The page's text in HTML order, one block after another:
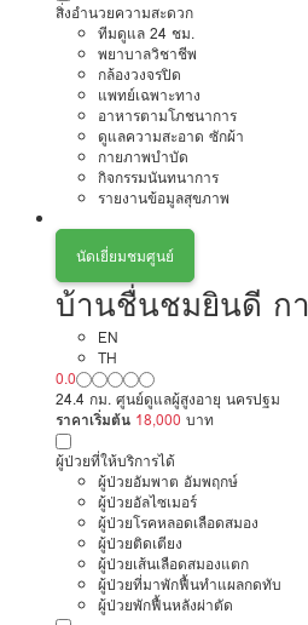
สิ่งอำนวยความสะดวก
ทีมดูแล 24 ชม.
พยาบาลวิชาชีพ
กล้องวงจรปิด
แพทย์เฉพาะทาง
อาหารตามโภชนาการ
ดูแลความสะอาด ซักผ้า
กายภาพบำบัด
กิจกรรมนันทนาการ
รายงานข้อมูลสุขภาพ
นัดเยี่ยมชมศูนย์
บ้านชื่นชมยินดี ก
หรือผู้มีภาวะพึ่งพิง
EN
TH
0.0
24.4 กม. ศูนย์ดูแลผู้สูงอายุ นครปฐม
ราคาเริ่มต้น 18,000 บาท
ผู้ป่วยที่ให้บริการได้
ผู้ป่วยอัมพาต อัมพฤกษ์
ผู้ป่วยอัลไซเมอร์
ผู้ป่วยโรคหลอดเลือดสมอง
ผู้ป่วยติดเตียง
ผู้ป่วยเส้นเลือดสมองแตก
ผู้ป่วยที่มาพักฟื้นทำแผลกดทับ
ผู้ป่วยพักฟื้นหลังผ่าตัด